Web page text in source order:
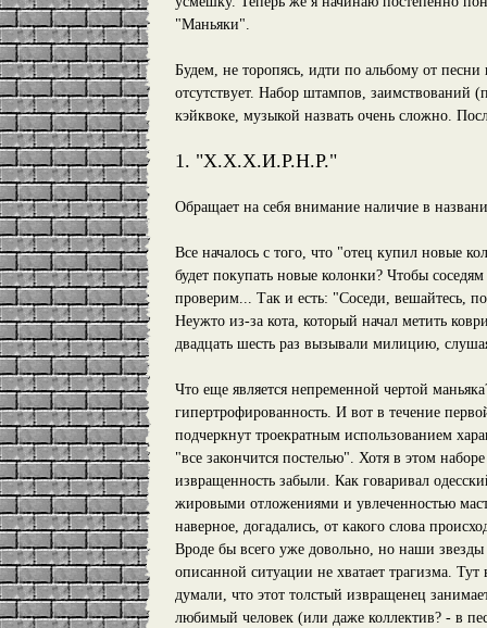
"Маньяки".
Будем, не торопясь, идти по альбому от
отсутствует. Набор штампов, заимствований
кэйквоке, музыкой назвать очень сложно.
1. "Х.Х.Х.И.Р.Н.Р."
Обращает на себя внимание наличие в
Все началось с того, что "отец купил новые
будет покупать новые колонки? Чтобы
проверим... Так и есть: "Соседи, вешайтесь,
Неужто из-за кота, который начал метить
двадцать шесть раз вызывали милицию,
Что еще является непременной чертой
гипертрофированность. И вот в течение
подчеркнут троекратным использованием
"все закончится постелью". Хотя в этом
извращенность забыли. Как говаривал
жировыми отложениями и увлеченностью
наверное, догадались, от какого слова
Вроде бы всего уже довольно, но наши звезды
описанной ситуации не хватает трагизма.
думали, что этот толстый извращенец
любимый человек (или даже коллектив? - в